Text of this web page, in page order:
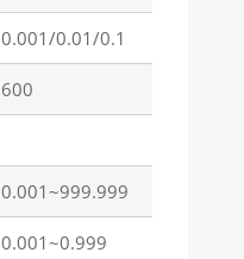
0.001/0.01/0.1
600
0.001~999.999
0.001~0.999